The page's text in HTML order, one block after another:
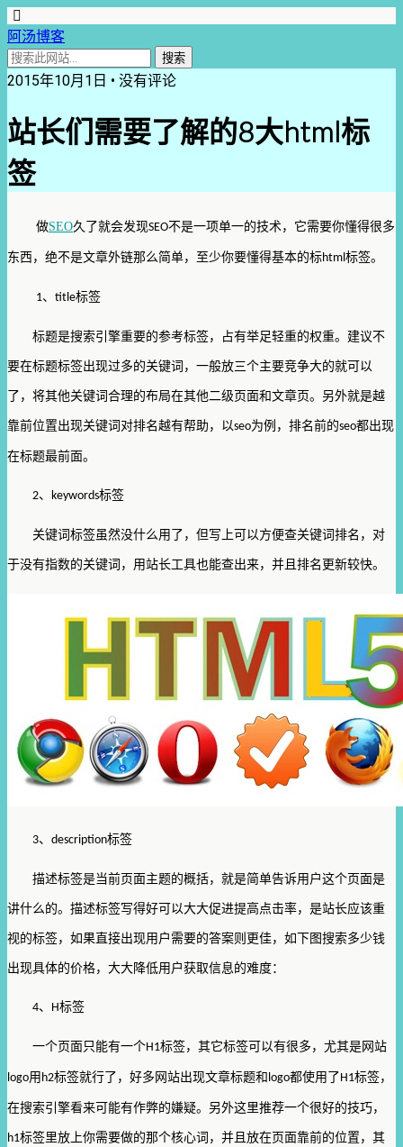
阿汤博客
2015年10月1日 • 没有评论
站长们需要了解的8大html标
签
做SEO久了就会发现SEO不是一项单一的技术，它需要你懂得很多
东西，绝不是文章外链那么简单，至少你要懂得基本的标html 标签。
1、 title标签
标题是搜索引擎重要的参考标签，占有举足轻重的权重。建议不
要在标题标签出现过多的关键词，一般放三个主要竞争大的就可以
了，将其他关键词合理的布局在其他二级页面和文章页。另外就是越
靠前位置出现关键词对排名越有帮助，以seo为例，排名前的seo都出现
在标题最前面。
2、 keywords标签
关键词标签虽然没什么用了，但写上可以方便查关键词排名，对
于没有指数的关键词，用站长工具也能查出来，并且排名更新较快。
3、 description标签
描述标签是当前页面主题的概括，就是简单告诉用户这个页面是
讲什么的。描述标签写得好可以大大促进提高点击率，是站长应该重
视的标签，如果直接出现用户需要的答案则更佳，如下图搜索多少钱
出现具体的价格，大大降低用户获取信息的难度：
4、 H标签
一个页面只能有一个H1标签，其它标签可以有很多，尤其是网站
logo用 h2标签就行了，好多网站出现文章标题和 logo都使用了 H1标签，
在搜索引擎看来可能有作弊的嫌疑。另外这里推荐一个很好的技巧，
h1标签里放上你需要做的那个核心词，并且放在页面靠前的位置，其